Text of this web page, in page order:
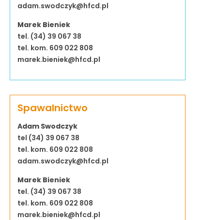
adam.swodczyk@hfcd.pl
Marek Bieniek
tel. (34) 39 067 38
tel. kom. 609 022 808
marek.bieniek@hfcd.pl
Spawalnictwo
Adam Swodczyk
tel (34) 39 067 38
tel. kom. 609 022 808
adam.swodczyk@hfcd.pl
Marek Bieniek
tel. (34) 39 067 38
tel. kom. 609 022 808
marek.bieniek@hfcd.pl